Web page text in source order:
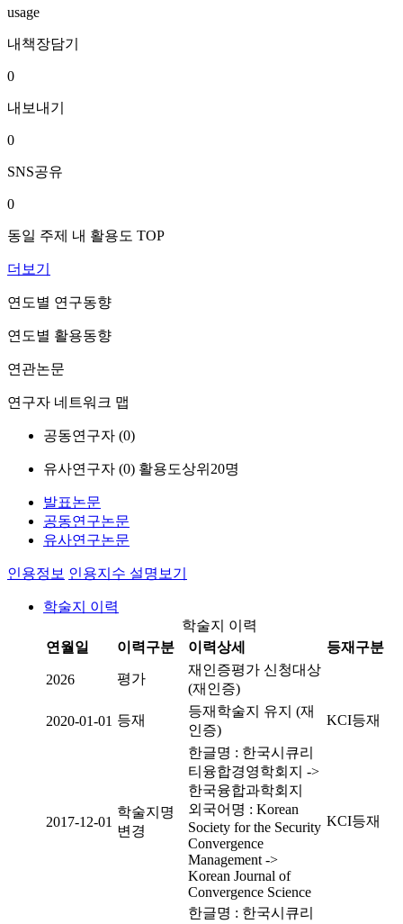
usage
내책장담기
0
내보내기
0
SNS공유
0
동일 주제 내 활용도 TOP
더보기
연도별 연구동향
연도별 활용동향
연관논문
연구자 네트워크 맵
공동연구자 (0)
유사연구자 (0) 활용도상위20명
발표논문
공동연구논문
유사연구논문
인용정보 인용지수 설명보기
학술지 이력
학술지 이력
연월일
이력구분 이력상세 등재구분
2026 평가
재인증평가 신청대상
(재인증)
2020-01-01 등재
등재학술지 유지 (재
인증)
KCI등재
2017-12-01
학술지명
변경
한글명 : 한국시큐리
티융합경영학회지 ->
한국융합과학회지
외국어명 : Korean
Society for the Security
Convergence
Management ->
Korean Journal of
Convergence Science
KCI등재
한글명 : 한국시큐리